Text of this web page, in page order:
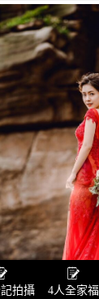
拍攝 4人全家福